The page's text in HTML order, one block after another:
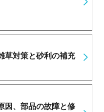
草対策と砂利の補充
因、部品の故障と修